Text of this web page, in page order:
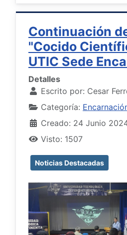
Continuación
"Cocido
UTIC Sede
Detalles
Escrito por: Cesar
Categoría:
Creado: 24 Junio
Visto: 1507
Noticias Destacadas